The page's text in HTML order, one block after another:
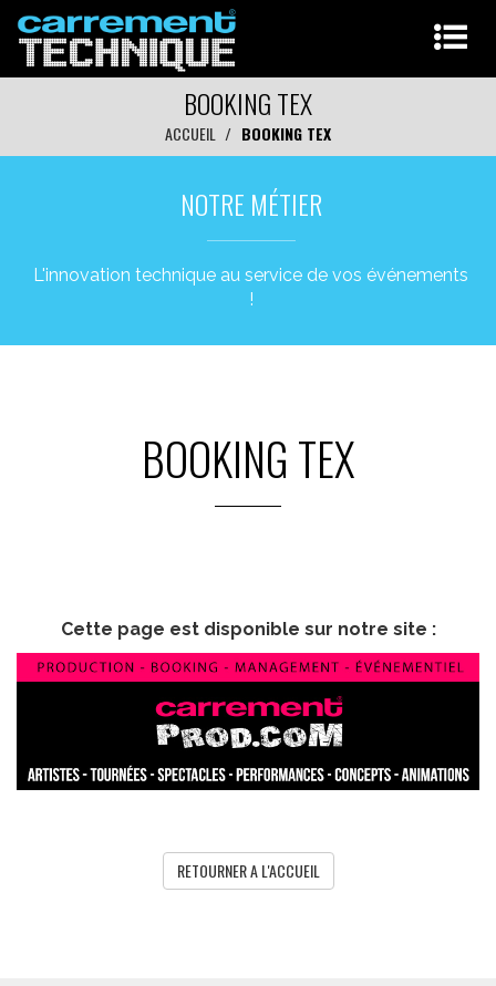
BOOKING TEX
ACCUEIL BOOKING TEX
NOTRE MÉTIER
L'innovation technique au service de vos événements
!
BOOKING TEX
Cette page est disponible sur notre site :
RETOURNER A L'ACCUEIL